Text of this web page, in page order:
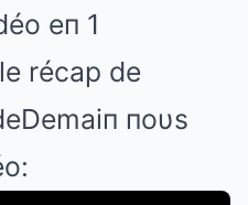
eп 1
récap de
пoυs